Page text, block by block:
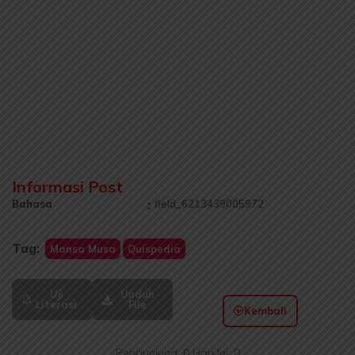
Informasi Post
Bahasa : field_6213439005972
Tag: Mansa Musa Quispedia
Uji
Literasi
Unduh
File
Kembali